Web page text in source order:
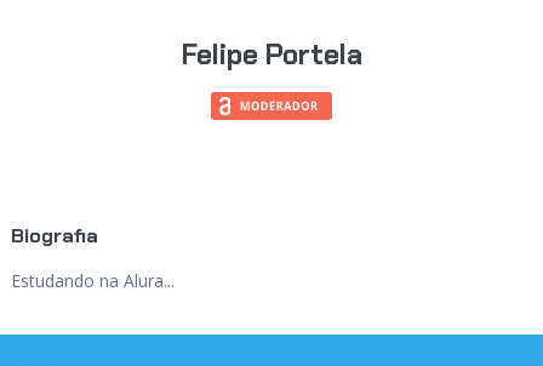
Felipe Portela
Biografia
Estudando na Alura...